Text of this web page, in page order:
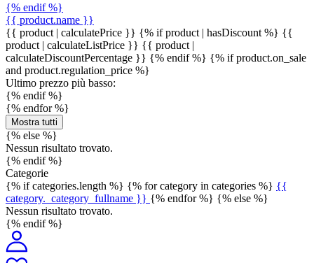
{% endif %}
{{ product.name }}
{{ product | calculatePrice }} {% if product | hasDiscount %} {{
product | calculateListPrice }} {{ product |
calculateDiscountPercentage }} {% endif %} {% if product.on_sale
and product.regulation_price %}
Ultimo prezzo più basso:
{% endif %}
{% endfor %}
Mostra tutti
{% else %}
Nessun risultato trovato.
{% endif %}
Categorie
{% if categories.length %} {% for category in categories %} {{
category._category_fullname }} {% endfor %} {% else %}
Nessun risultato trovato.
{% endif %}